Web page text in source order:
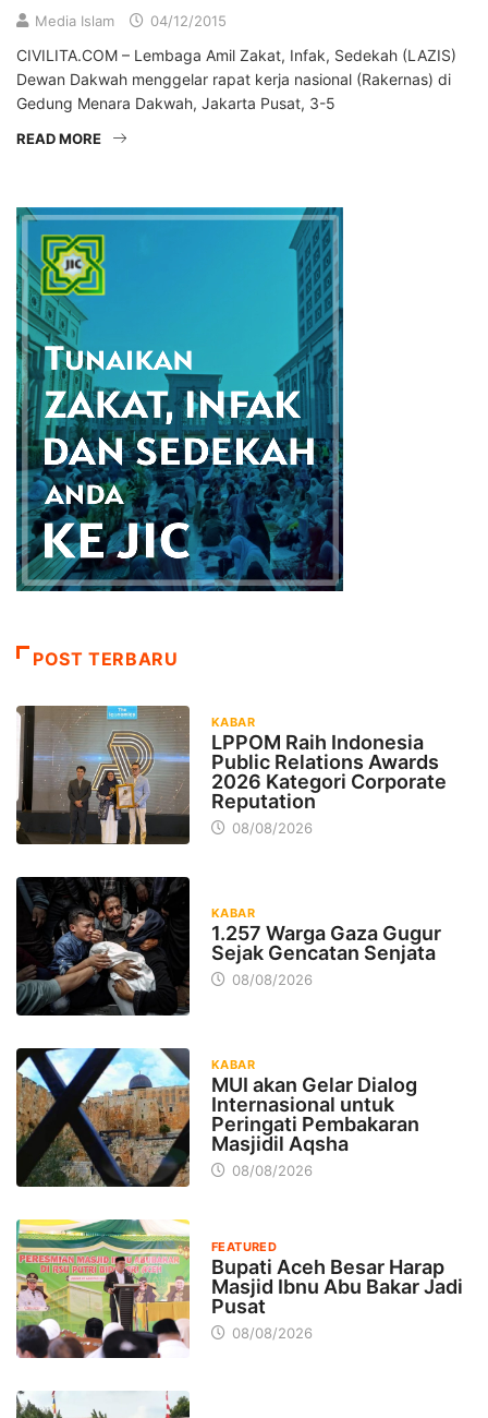
Media Islam 04/12/2015
CIVILITA.COM – Lembaga Amil Zakat, Infak, Sedekah (LAZIS)
Dewan Dakwah menggelar rapat kerja nasional (Rakernas) di
Gedung Menara Dakwah, Jakarta Pusat, 3-5
READ MORE
POST TERBARU
KABAR
LPPOM Raih Indonesia
Public Relations Awards
2026 Kategori Corporate
Reputation
08/08/2026
KABAR
1.257 Warga Gaza Gugur
Sejak Gencatan Senjata
08/08/2026
KABAR
MUI akan Gelar Dialog
Internasional untuk
Peringati Pembakaran
Masjidil Aqsha
08/08/2026
FEATURED
Bupati Aceh Besar Harap
Masjid Ibnu Abu Bakar Jadi
Pusat
08/08/2026